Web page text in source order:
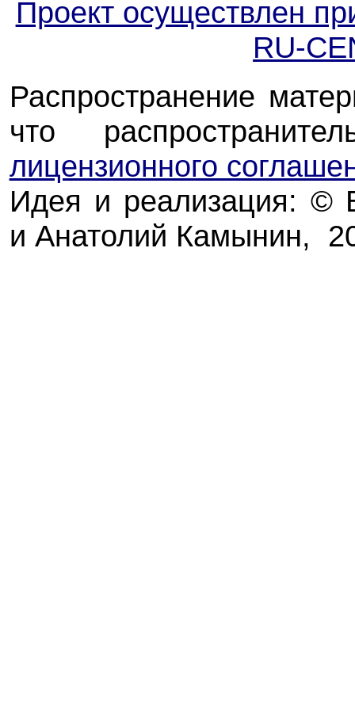
Проект осуществлен
RU-
Распространение
что
лицензионного
Идея и реализация: ©
и Анатолий Камынин,